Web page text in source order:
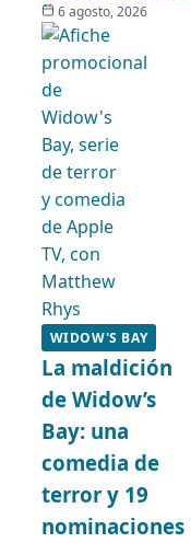
6 agosto, 2026
WIDOW'S BAY
La maldición
de Widow’s
Bay: una
comedia de
terror y 19
nominaciones